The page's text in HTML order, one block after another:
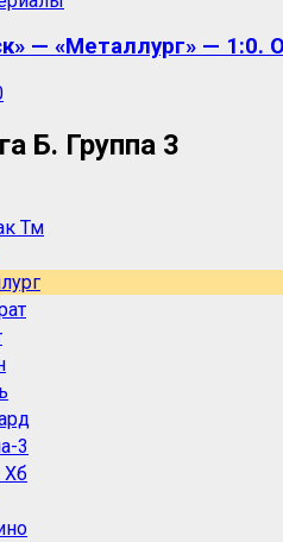
— «Металлург» — 1:0.
Б. Группа 3
Тм
3